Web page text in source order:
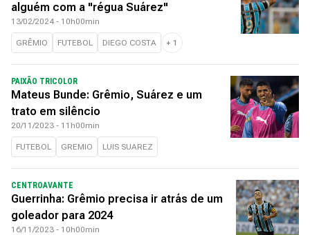
alguém com a "régua Suárez"
13/02/2024 - 10h00min
GRÊMIO FUTEBOL DIEGO COSTA + 1
PAIXÃO TRICOLOR
Mateus Bunde: Grêmio, Suárez e um
trato em silêncio
20/11/2023 - 11h00min
FUTEBOL GREMIO LUIS SUAREZ
CENTROAVANTE
Guerrinha: Grêmio precisa ir atrás de um
goleador para 2024
16/11/2023 - 10h00min